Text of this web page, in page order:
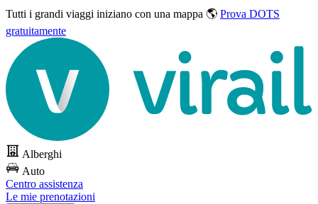
Tutti i grandi viaggi iniziano con una mappa 🌎 Prova DOTS
gratuitamente
Alberghi
Auto
Centro assistenza
Le mie prenotazioni